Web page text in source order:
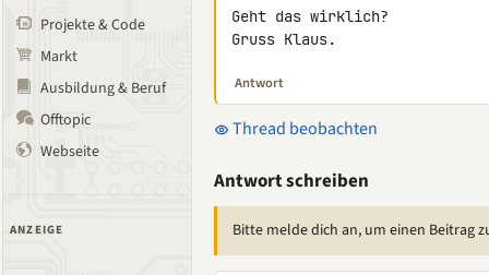
Projekte & Code
Markt
Ausbildung & Beruf
Offtopic
Webseite
ANZEIGE
Geht das wirklich?
Gruss Klaus.
Antwort
Thread beobachten
Antwort schreiben
Bitte melde dich an, um einen Beitrag